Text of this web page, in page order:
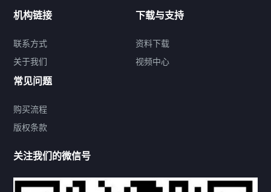
联系方式
热门标签
机构链接
联系方式 关于我们
机构链接
联系方式
关于我们
下载与支持
资料下载
视频中心
常见问题
购买流程
版权条款
关注我们的微信号